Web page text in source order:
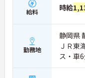
給料 時給
勤務地
静岡県
ＪＲ東
ス・車